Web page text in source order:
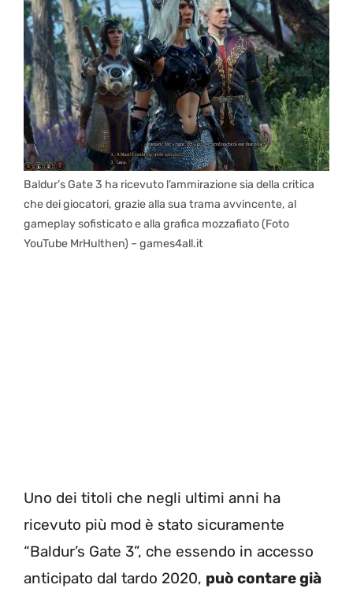
Baldur’s Gate 3 ha ricevuto l’ammirazione sia della critica
che dei giocatori, grazie alla sua trama avvincente, al
gameplay sofisticato e alla grafica mozzafiato (Foto
YouTube MrHulthen) – games4all.it
Uno dei titoli che negli ultimi anni ha
ricevuto più mod è stato sicuramente
“Baldur’s Gate 3”, che essendo in accesso
anticipato dal tardo 2020, può contare già